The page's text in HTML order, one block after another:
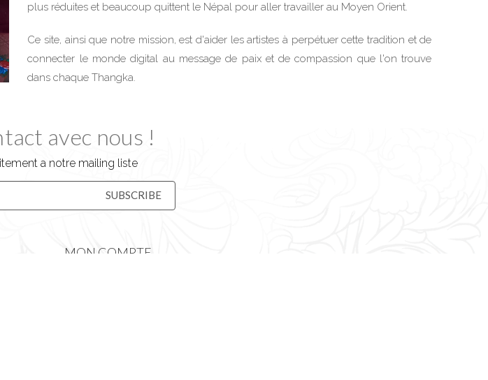
plus réduites et beaucoup quittent le Népal pour aller travailler au Moyen Orient.
Ce site, ainsi que notre mission, est d'aider les artistes à perpétuer cette tradition et de
connecter le monde digital au message de paix et de compassion que l'on trouve
dans chaque Thangka.
avec nous !
a notre mailing liste
MON COMPTE